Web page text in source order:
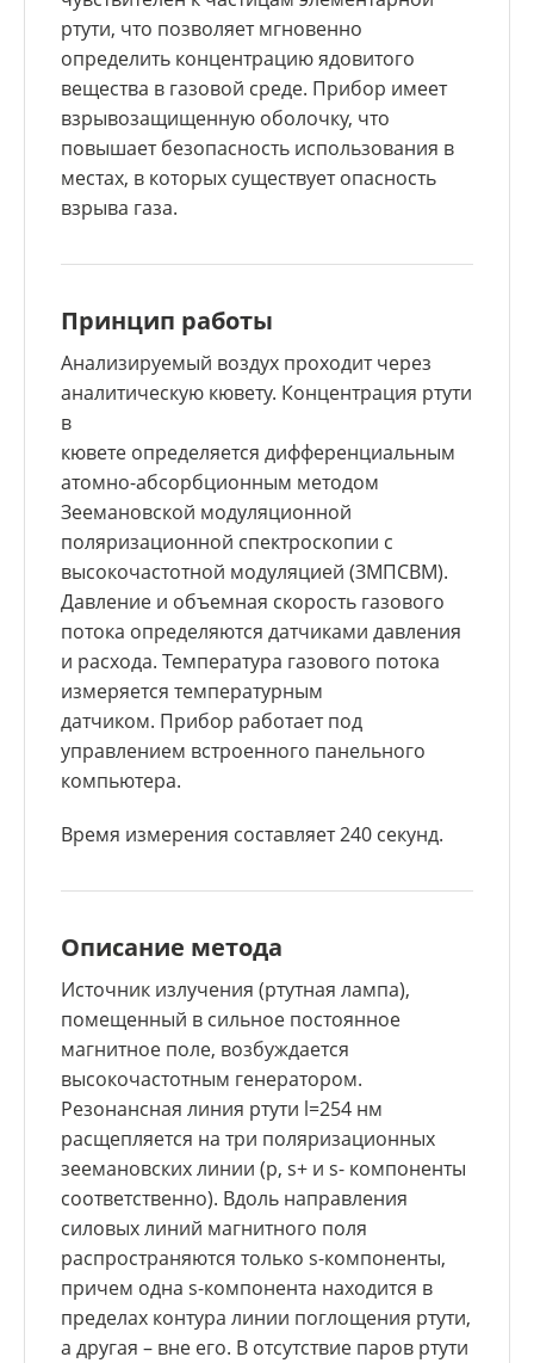
ртути, что позволяет мгновенно
определить концентрацию ядовитого
вещества в газовой среде. Прибор имеет
взрывозащищенную оболочку, что
повышает безопасность использования в
местах, в которых существует опасность
взрыва газа.
Принцип работы
Анализируемый воздух проходит через
аналитическую кювету. Концентрация ртути
в
кювете определяется дифференциальным
атомно-абсорбционным методом
Зеемановской модуляционной
поляризационной спектроскопии с
высокочастотной модуляцией (ЗМПСВМ).
Давление и объемная скорость газового
потока определяются датчиками давления
и расхода. Температура газового потока
измеряется температурным
датчиком. Прибор работает под
управлением встроенного панельного
компьютера.
Время измерения составляет 240 секунд.
Описание метода
Источник излучения (ртутная лампа),
помещенный в сильное постоянное
магнитное поле, возбуждается
высокочастотным генератором.
Резонансная линия ртути l=254 нм
расщепляется на три поляризационных
зеемановских линии (p, s+ и s- компоненты
соответственно). Вдоль направления
силовых линий магнитного поля
распространяются только s-компоненты,
причем одна s-компонента находится в
пределах контура линии поглощения ртути,
а другая – вне его. В отсутствие паров ртути